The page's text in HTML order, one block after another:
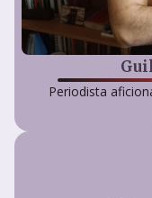
Periodista